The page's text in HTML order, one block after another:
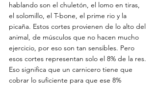
hablando son el chuletón, el lomo en tiras,
el solomillo, el T-bone, el prime rio y la
picaña. Estos cortes provienen de lo alto del
animal, de músculos que no hacen mucho
ejercicio, por eso son tan sensibles. Pero
esos cortes representan solo el 8% de la res.
Eso significa que un carnicero tiene que
cobrar lo suficiente para que ese 8%